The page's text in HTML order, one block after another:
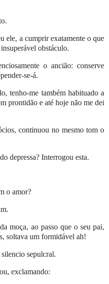
ele, a cumprir exatamente o que
obstáculo.
o ancião: conserve
se-á.
tenho-me também habituado a
prontidão e até hoje não me dei
continuou no mesmo tom o
depressa? Interrogou esta.
o amor?
moça, ao passo que o seu pai,
soltava um formidável ah!
sepulcral.
exclamando: